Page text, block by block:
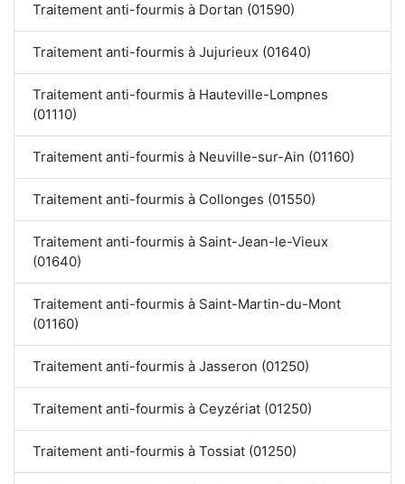
Traitement anti-fourmis à Dortan (01590)
Traitement anti-fourmis à Jujurieux (01640)
Traitement anti-fourmis à Hauteville-Lompnes
(01110)
Traitement anti-fourmis à Neuville-sur-Ain (01160)
Traitement anti-fourmis à Collonges (01550)
Traitement anti-fourmis à Saint-Jean-le-Vieux
(01640)
Traitement anti-fourmis à Saint-Martin-du-Mont
(01160)
Traitement anti-fourmis à Jasseron (01250)
Traitement anti-fourmis à Ceyzériat (01250)
Traitement anti-fourmis à Tossiat (01250)